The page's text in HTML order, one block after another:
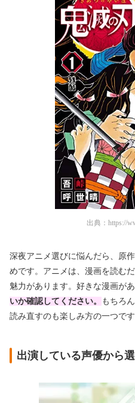
出典： https://
深夜アニメ選びに悩んだら、原
めです。アニメは、漫画を読む
魅力があります。好きな漫画があ
いか確認 してください。
もちろ
読み直すのも楽しみ方の一つです
出演している声優から